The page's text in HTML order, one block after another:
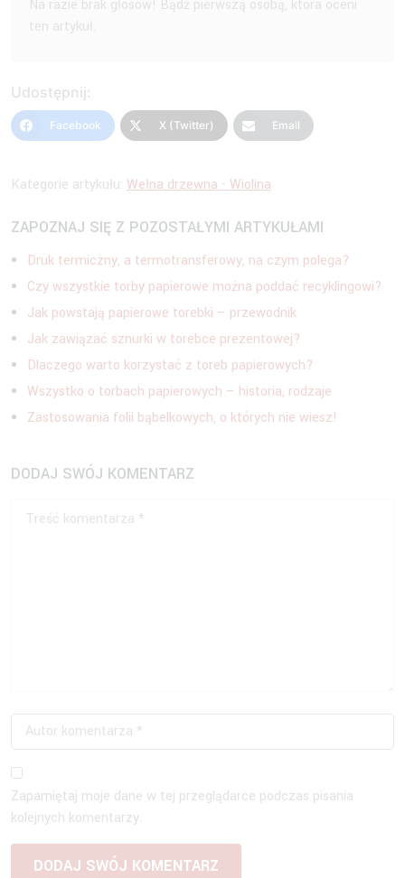
Na razie brak głosów! Bądź pierwszą osobą, która oceni
ten artykuł.
Udostępnij:
Facebook X (Twitter) Email
Kategorie artykułu: Wełna drzewna - Wiolina
ZAPOZNAJ SIĘ Z POZOSTAŁYMI ARTYKUŁAMI
Druk termiczny, a termotransferowy, na czym polega?
Czy wszystkie torby papierowe można poddać recyklingowi?
Jak powstają papierowe torebki – przewodnik
Jak zawiązać sznurki w torebce prezentowej?
Dlaczego warto korzystać z toreb papierowych?
Wszystko o torbach papierowych – historia, rodzaje
Zastosowania folii bąbelkowych, o których nie wiesz!
DODAJ SWÓJ KOMENTARZ
Zapamiętaj moje dane w tej przeglądarce podczas pisania
kolejnych komentarzy.